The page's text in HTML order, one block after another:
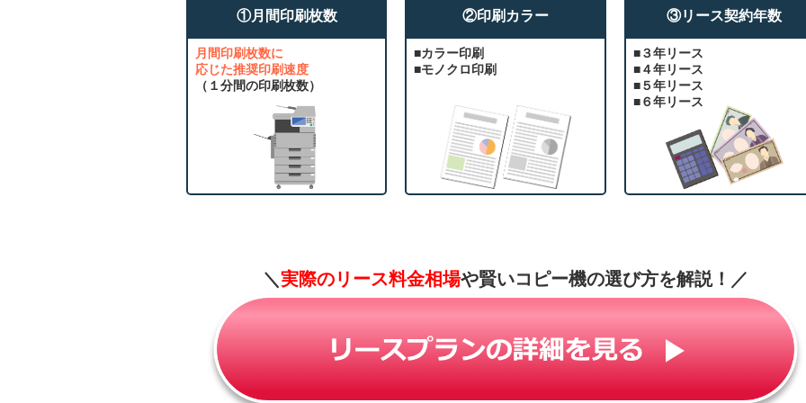
①月間印刷枚数
月間印刷枚数に
応じた推奨印刷速度
（１分間の印刷枚数）
②印刷カラー
■カラー印刷
■モノクロ印刷
③リース契約年数
■３年リース
■４年リース
■５年リース
■６年リース
＼実際のリース料金相場や賢いコピー機の選び方を解説！ ／